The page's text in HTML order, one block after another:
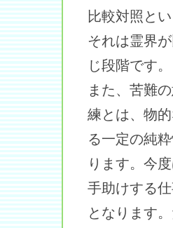
比較対照と
それは霊界
じ段階です。
また、苦難
練とは、物
る一定の純
ります。今
手助けする
となります